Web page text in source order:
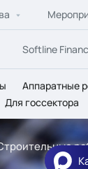
Softline
Аппаратные
Для госсектора